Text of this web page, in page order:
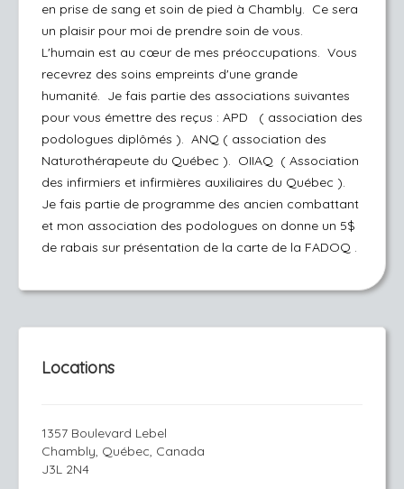
en prise de sang et soin de pied à Chambly. Ce sera
un plaisir pour moi de prendre soin de vous.
L'humain est au cœur de mes préoccupations. Vous
recevrez des soins empreints d'une grande
humanité. Je fais partie des associations suivantes
pour vous émettre des reçus : APD ( association des
podologues diplômés ). ANQ ( association des
Naturothérapeute du Québec ). OIIAQ ( Association
des infirmiers et infirmières auxiliaires du Québec ).
Je fais partie de programme des ancien combattant
et mon association des podologues on donne un 5$
de rabais sur présentation de la carte de la FADOQ .
Locations
1357 Boulevard Lebel
Chambly, Québec, Canada
J3L 2N4